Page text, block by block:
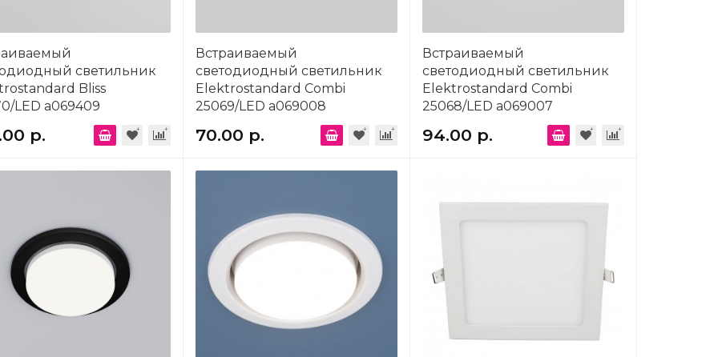
светильник
Bliss
LED a069409
р.
Встраиваемый
светодиодный светильник
Elektrostandard Combi
25069/LED a069008
70.00 р.
Встраиваемый
светодиодный светильник
Elektrostandard Combi
25068/LED a069007
94.00 р.